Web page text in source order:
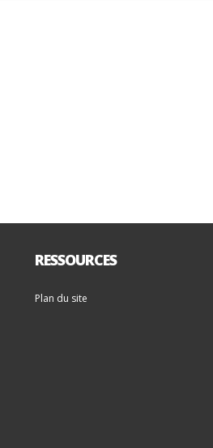
RESSOURCES
Plan du site